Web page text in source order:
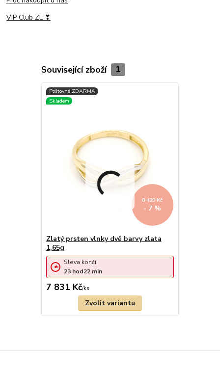
VIP Club ZL ❣
Související zboží 1
8 420 Kč
- 7 %
Zlatý prsten vlnky dvě barvy zlata
1,65g
7 831 Kč/ks
Sleva končí:
23 hod22 min
Zvolit variantu